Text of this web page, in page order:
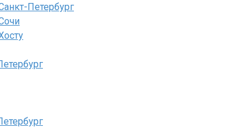
Петербург